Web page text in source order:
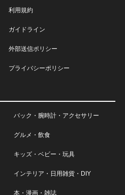
利用規約
ガイドライン
外部送信ポリシー
プライバシーポリシー
バック・腕時計・アクセサリー
グルメ・飲食
キッズ・ベビー・玩具
インテリア・日用雑貨・DIY
本・漫画・雑誌